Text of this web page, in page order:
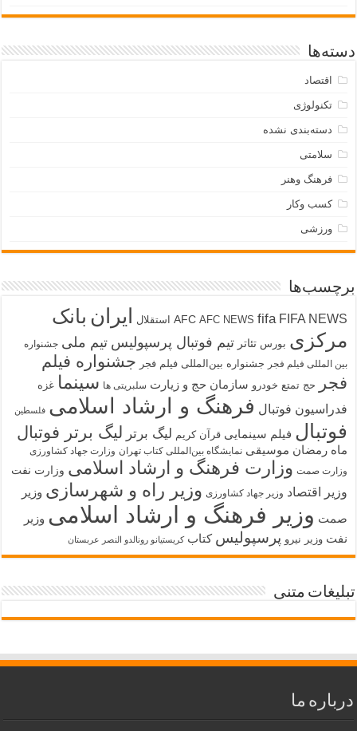
دسته‌ها
اقتصاد
تکنولوژی
دسته‌بندی نشده
سلامتی
فرهنگ وهنر
کسب وکار
ورزشی
برچسب‌ها
AFC AFC NEWS fifa FIFA NEWS استقلال ایران بانک
مرکزی بورس تئاتر تیم فوتبال پرسپولیس تیم ملی جشنواره
بین المللی فیلم فجر جشنواره بین‌المللی فیلم فجر جشنواره فیلم
فجر
حج تمتع خودرو سازمان حج و زیارت سلبریتی ها سینما غزه
فدراسیون فوتبال فرهنگ و ارشاد اسلامی فلسطین
فوتبال فیلم سینمایی قرآن کریم لیگ برتر لیگ برتر فوتبال
ماه رمضان موسیقی نمایشگاه بین‌المللی کتاب تهران وزارت جهاد کشاورزی
وزارت صمت وزارت فرهنگ و ارشاد اسلامی وزارت نفت
وزیر اقتصاد وزیر جهاد کشاورزی وزیر راه و شهرسازی وزیر
صمت وزیر فرهنگ و ارشاد اسلامی وزیر
نفت وزیر نیرو پرسپولیس کتاب کریستیانو رونالدو النصر عربستان
تبلیغات متنی
درباره ما